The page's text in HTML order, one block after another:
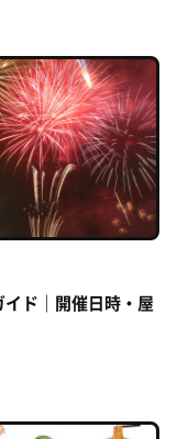
イド｜開催日時・屋